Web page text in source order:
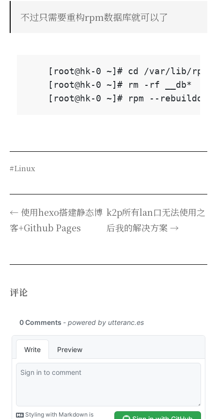
不过只需要重构rpm数据库就可以了
    [root@hk-0 ~]# cd /var/lib/rpm
    [root@hk-0 ~]# rm -rf __db*
#Linux
← 使用hexo搭建静态博
客+Github Pages
k2p所有lan口无法使用之
后我的解决方案 →
评论